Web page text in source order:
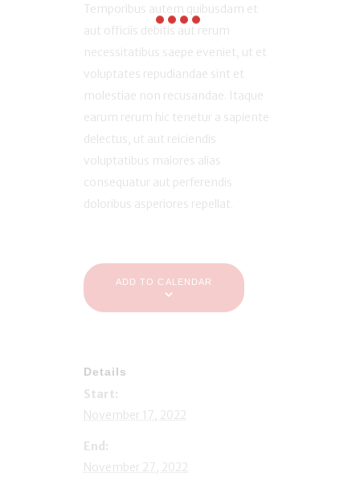
Temporibus autem quibusdam et
aut officiis debitis aut rerum
necessitatibus saepe eveniet, ut et
voluptates repudiandae sint et
molestiae non recusandae. Itaque
earum rerum hic tenetur a sapiente
delectus, ut aut reiciendis
voluptatibus maiores alias
consequatur aut perferendis
doloribus asperiores repellat.
ADD TO CALENDAR
Details
Start:
November 17, 2022
End:
November 27, 2022